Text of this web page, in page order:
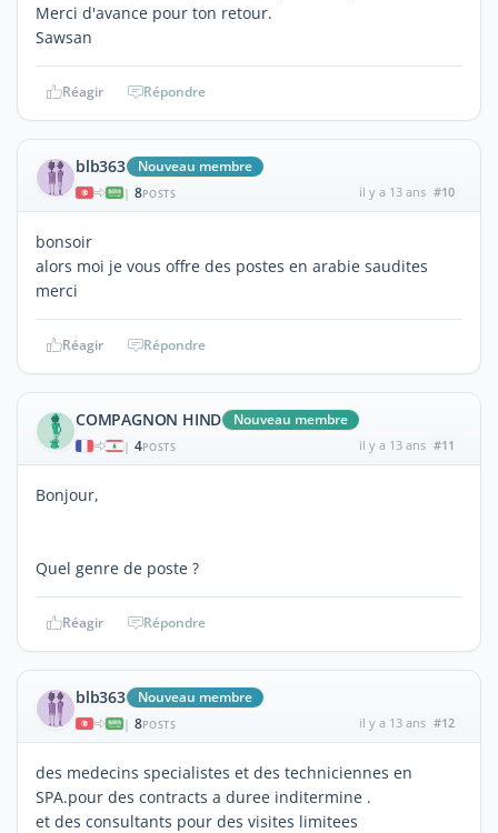
Merci d'avance pour ton retour.
Sawsan
Réagir Répondre
blb363 Nouveau membre
| 8POSTS il y a 13 ans #10
bonsoir
alors moi je vous offre des postes en arabie saudites
merci
Réagir Répondre
COMPAGNON HIND Nouveau membre
| 4POSTS il y a 13 ans #11
Bonjour,
Quel genre de poste ?
Réagir Répondre
blb363 Nouveau membre
| 8POSTS il y a 13 ans #12
des medecins specialistes et des techniciennes en
SPA.pour des contracts a duree inditermine .
et des consultants pour des visites limitees